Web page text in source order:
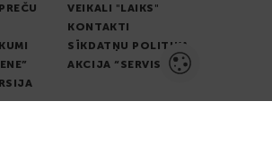
VEIKALI "LAIKS"
KONTAKTI
SĪKDATŅU POLITIKA
AKCIJA “SERVISS”